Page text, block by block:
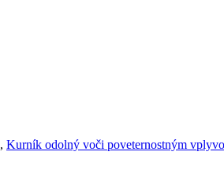
, Kurník odolný voči poveternostným